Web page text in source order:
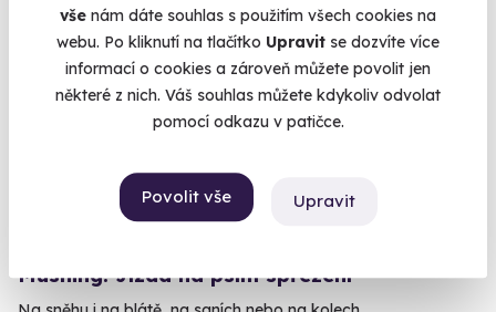
vše nám dáte souhlas s použitím všech cookies na
webu. Po kliknutí na tlačítko Upravit se dozvíte více
informací o cookies a zároveň můžete povolit jen
některé z nich. Váš souhlas můžete kdykoliv odvolat
pomocí odkazu v patičce.
Povolit vše Upravit
Mushing: Jízda na psím spřežení